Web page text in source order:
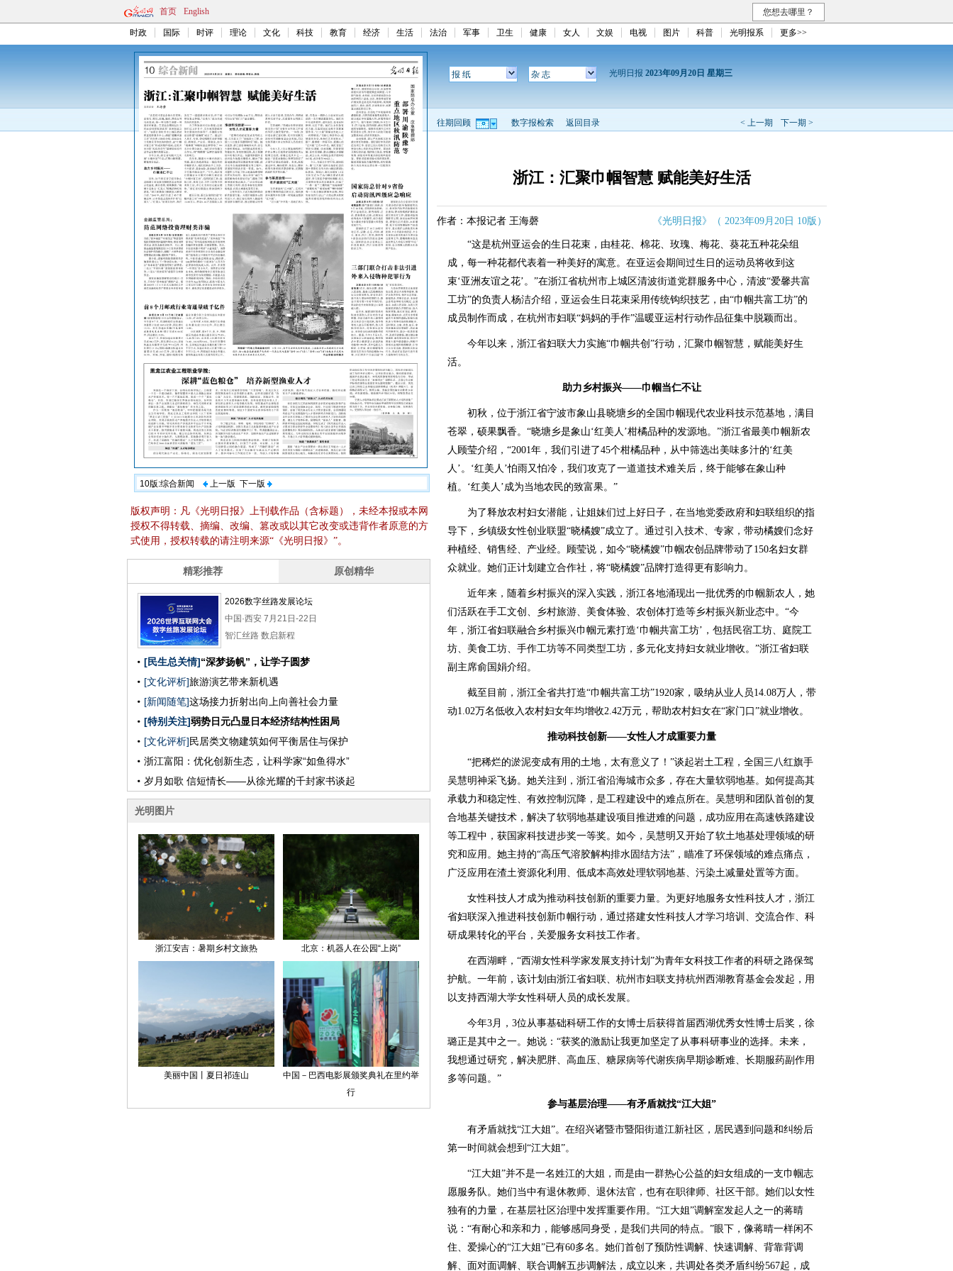
首页 English 您想去哪里？
时政 国际 时评 理论 文化 科技 教育 经济 生活 法治 军事 卫生 健康 女人 文娱 电视 图片 科普 光明报系 更多>>
10版:综合新闻 上一版 下一版
版权声明：凡《光明日报》上刊载作品（含标题），未经本报或本网
授权不得转载、摘编、改编、篡改或以其它改变或违背作者原意的方
式使用，授权转载的请注明来源“《光明日报》”。
报 纸 杂 志 光明日报 2023年09月20日 星期三
< 上一期 下一期 >
往期回顾 数字报检索 返回目录
浙江：汇聚巾帼智慧 赋能美好生活
作者：本报记者 王海磬 《光明日报》（ 2023年09月20日 10版）
“这是杭州亚运会的生日花束，由桂花、棉花、玫瑰、梅花、葵花五种花朵组
成，每一种花都代表着一种美好的寓意。在亚运会期间过生日的运动员将收到这
束‘亚洲友谊之花’。”在浙江省杭州市上城区清波街道党群服务中心，清波“爱馨共富
工坊”的负责人杨洁介绍，亚运会生日花束采用传统钩织技艺，由“巾帼共富工坊”的
成员制作而成，在杭州市妇联“妈妈的手作”温暖亚运村行动作品征集中脱颖而出。
今年以来，浙江省妇联大力实施“巾帼共创”行动，汇聚巾帼智慧，赋能美好生
活。
助力乡村振兴——巾帼当仁不让
初秋，位于浙江省宁波市象山县晓塘乡的全国巾帼现代农业科技示范基地，满目
苍翠，硕果飘香。“晓塘乡是象山‘红美人’柑橘品种的发源地。”浙江省最美巾帼新农
人顾莹介绍，“2001年，我们引进了45个柑橘品种，从中筛选出美味多汁的‘红美
人’。‘红美人’怕雨又怕冷，我们攻克了一道道技术难关后，终于能够在象山种
植。‘红美人’成为当地农民的致富果。”
为了释放农村妇女潜能，让姐妹们过上好日子，在当地党委政府和妇联组织的指
导下，乡镇级女性创业联盟“晓橘嫂”成立了。通过引入技术、专家，带动橘嫂们念好
种植经、销售经、产业经。顾莹说，如今“晓橘嫂”巾帼农创品牌带动了150名妇女群
众就业。她们正计划建立合作社，将“晓橘嫂”品牌打造得更有影响力。
近年来，随着乡村振兴的深入实践，浙江各地涌现出一批优秀的巾帼新农人，她
们活跃在手工文创、乡村旅游、美食体验、农创体打造等乡村振兴新业态中。“今
年，浙江省妇联融合乡村振兴巾帼元素打造‘巾帼共富工坊’，包括民宿工坊、庭院工
坊、美食工坊、手作工坊等不同类型工坊，多元化支持妇女就业增收。”浙江省妇联
副主席俞国娟介绍。
截至目前，浙江全省共打造“巾帼共富工坊”1920家，吸纳从业人员14.08万人，带
动1.02万名低收入农村妇女年均增收2.42万元，帮助农村妇女在“家门口”就业增收。
推动科技创新——女性人才成重要力量
“把稀烂的淤泥变成有用的土地，太有意义了！”谈起岩土工程，全国三八红旗手
吴慧明神采飞扬。她关注到，浙江省沿海城市众多，存在大量软弱地基。如何提高其
承载力和稳定性、有效控制沉降，是工程建设中的难点所在。吴慧明和团队首创的复
合地基关键技术，解决了软弱地基建设项目推进难的问题，成功应用在高速铁路建设
等工程中，获国家科技进步奖一等奖。如今，吴慧明又开始了软土地基处理领域的研
究和应用。她主持的“高压气溶胶解构排水固结方法”，瞄准了环保领域的难点痛点，
广泛应用在渣土资源化利用、低成本高效处理软弱地基、污染土减量处置等方面。
女性科技人才成为推动科技创新的重要力量。为更好地服务女性科技人才，浙江
省妇联深入推进科技创新巾帼行动，通过搭建女性科技人才学习培训、交流合作、科
研成果转化的平台，关爱服务女科技工作者。
在西湖畔，“西湖女性科学家发展支持计划”为青年女科技工作者的科研之路保驾
护航。一年前，该计划由浙江省妇联、杭州市妇联支持杭州西湖教育基金会发起，用
以支持西湖大学女性科研人员的成长发展。
今年3月，3位从事基础科研工作的女博士后获得首届西湖优秀女性博士后奖，徐
璐正是其中之一。她说：“获奖的激励让我更加坚定了从事科研事业的选择。未来，
我想通过研究，解决肥胖、高血压、糖尿病等代谢疾病早期诊断难、长期服药副作用
多等问题。”
参与基层治理——有矛盾就找“江大姐”
有矛盾就找“江大姐”。在绍兴诸暨市暨阳街道江新社区，居民遇到问题和纠纷后
第一时间就会想到“江大姐”。
“江大姐”并不是一名姓江的大姐，而是由一群热心公益的妇女组成的一支巾帼志
愿服务队。她们当中有退休教师、退休法官，也有在职律师、社区干部。她们以女性
独有的力量，在基层社区治理中发挥重要作用。“江大姐”调解室发起人之一的蒋晴
说：“有耐心和亲和力，能够感同身受，是我们共同的特点。”眼下，像蒋晴一样闲不
住、爱操心的“江大姐”已有60多名。她们首创了预防性调解、快速调解、背靠背调
解、面对面调解、联合调解五步调解法，成立以来，共调处各类矛盾纠纷567起，成